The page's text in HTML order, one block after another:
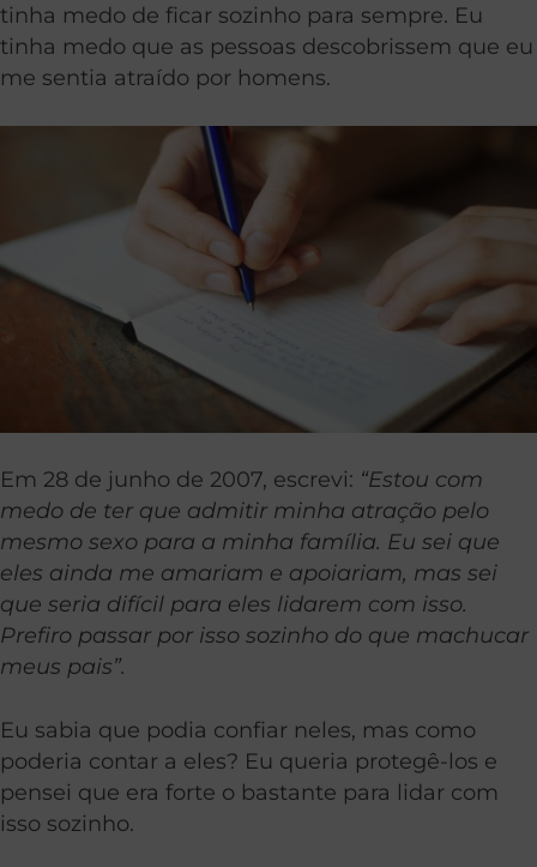
tinha medo de ficar sozinho para sempre. Eu
tinha medo que as pessoas descobrissem que eu
me sentia atraído por homens.
Em 28 de junho de 2007, escrevi: “Estou com
medo de ter que admitir minha atração pelo
mesmo sexo para a minha família. Eu sei que
eles ainda me amariam e apoiariam, mas sei
que seria difícil para eles lidarem com isso.
Prefiro passar por isso sozinho do que machucar
meus pais”.
Eu sabia que podia confiar neles, mas como
poderia contar a eles? Eu queria protegê-los e
pensei que era forte o bastante para lidar com
isso sozinho.